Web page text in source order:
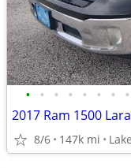
• • • • • • • •
2017 Ram 1500
8/6 147k mi